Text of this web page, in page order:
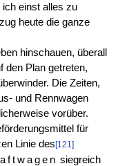
ich einst alles zu
heute die ganze
hinschauen, überall
den Plan getreten,
Die Zeiten,
und Rennwagen
vorüber.
für
Linie des[121]
siegreich